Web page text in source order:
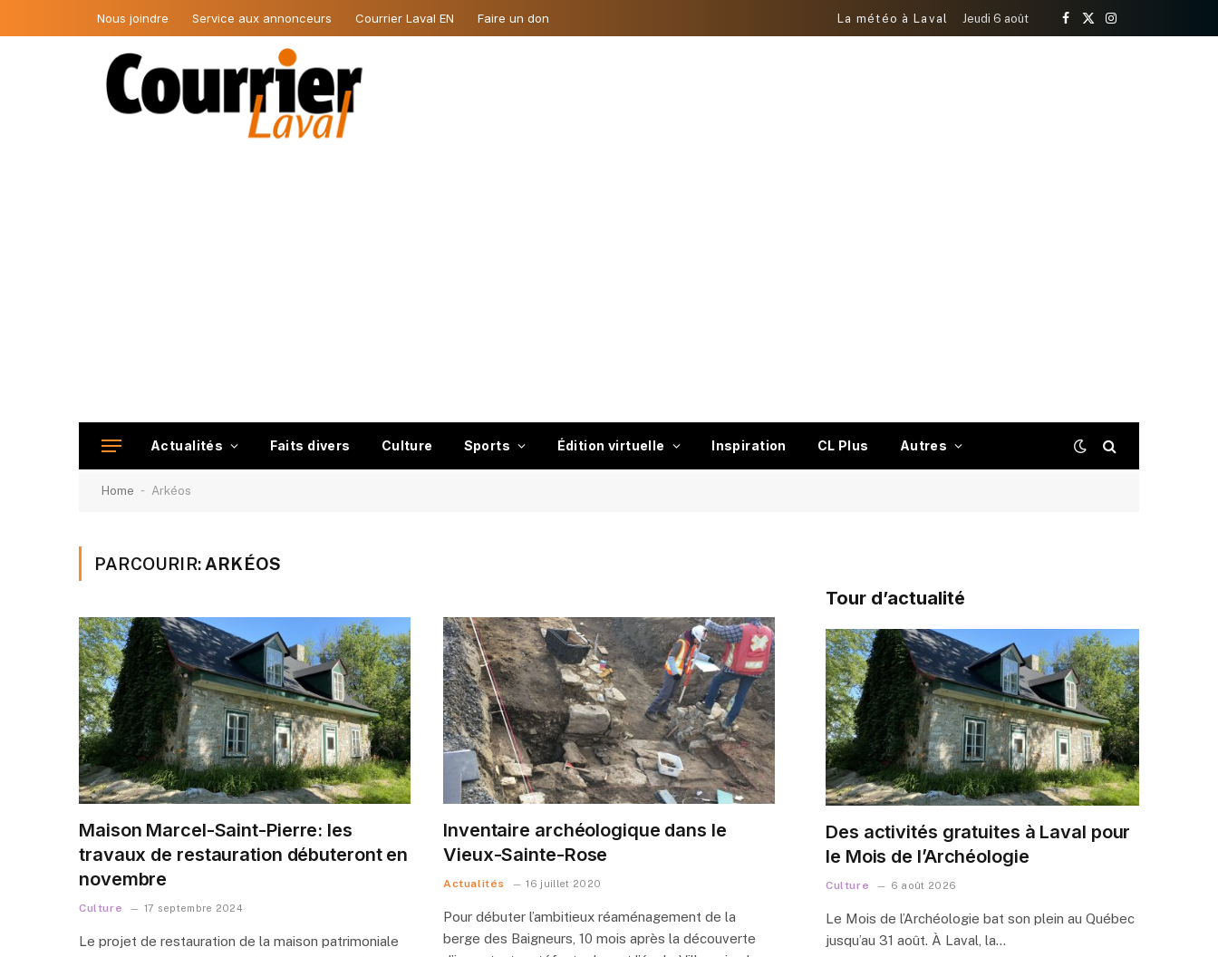
Nous joindre Service aux annonceurs Courrier Laval EN Faire un don La météo à Laval Jeudi 6 août
Facebook
X
Instagram
Actualités Faits divers Culture Sports Édition virtuelle Inspiration CL Plus Autres
Home - Arkéos
PARCOURIR: ARKÉOS
Maison Marcel-Saint-Pierre: les
travaux de restauration débuteront en
novembre
Culture 17 septembre 2024
Le projet de restauration de la maison patrimoniale
Inventaire archéologique dans le
Vieux-Sainte-Rose
Actualités 16 juillet 2020
Pour débuter l’ambitieux réaménagement de la
berge des Baigneurs, 10 mois après la découverte
Tour d’actualité
Des activités gratuites à Laval pour
le Mois de l’Archéologie
Culture 6 août 2026
Le Mois de l’Archéologie bat son plein au Québec
jusqu’au 31 août. À Laval, la…